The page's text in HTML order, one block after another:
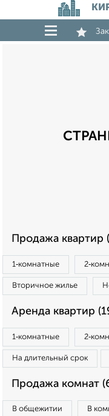
Продажа квартир
1‑комнатные
Вторичное жилье
Аренда квартир
1‑комнатные
На длительный срок
Продажа комнат
В общежитии В